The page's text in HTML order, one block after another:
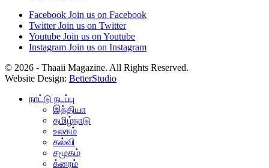
Facebook Join us on Facebook
Twitter Join us on Twitter
Youtube Join us on Youtube
Instagram Join us on Instagram
© 2026 - Thaaii Magazine. All Rights Reserved.
Website Design: BetterStudio
நாட்டு நடப்பு
இந்தியா
தமிழ்நாடு
உலகம்
கல்வி
சமூகம்
க்ரைம்